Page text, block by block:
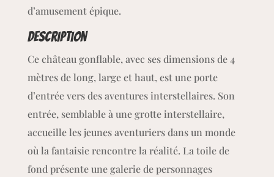
d’amusement épique.
Description
Ce château gonflable, avec ses dimensions de 4
mètres de long, large et haut, est une porte
d’entrée vers des aventures interstellaires. Son
entrée, semblable à une grotte interstellaire,
accueille les jeunes aventuriers dans un monde
où la fantaisie rencontre la réalité. La toile de
fond présente une galerie de personnages